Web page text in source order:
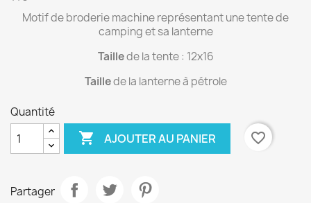
Motif de broderie machine représentant une tente de
camping et sa lanterne
Taillede la tente : 12x16
Taillede la lanterne à pétrole
Quantité
 AJOUTER AU PANIER favorite_border
Partager